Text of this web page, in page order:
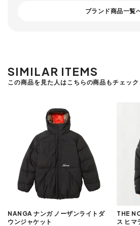
ブランド商品一覧
SIMILAR ITEMS
この商品を見た人はこちらの商品もチェッ
NANGA ナンガ ノーザンライトダ
ウンジャケット
THE
ス ヒマ